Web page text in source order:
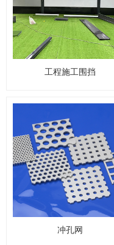
工程施工围挡
冲孔网